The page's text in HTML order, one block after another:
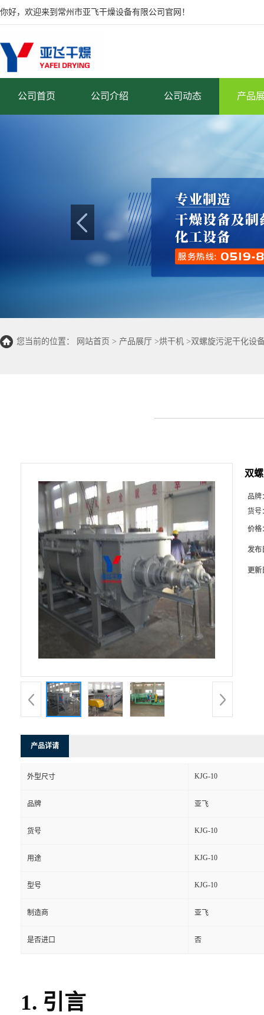
你好，欢迎来到常州市亚飞干燥设备有限公司官网！
公司首页 公司介绍 公司动态 产品
您当前的位置： 网站首页 > 产品展厅 >烘干机 >双螺旋污泥干化设
双
品牌
货号
价格
发布
更新
产品详请
外型尺寸 KJG-10
品牌 亚飞
货号 KJG-10
用途 KJG-10
型号 KJG-10
制造商 亚飞
是否进口 否
1. 引言